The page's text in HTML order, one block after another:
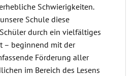
Schwierigkeiten.
Schule diese
durch ein vielfältiges
– beginnend mit der
Förderung aller
im Bereich des Lesens